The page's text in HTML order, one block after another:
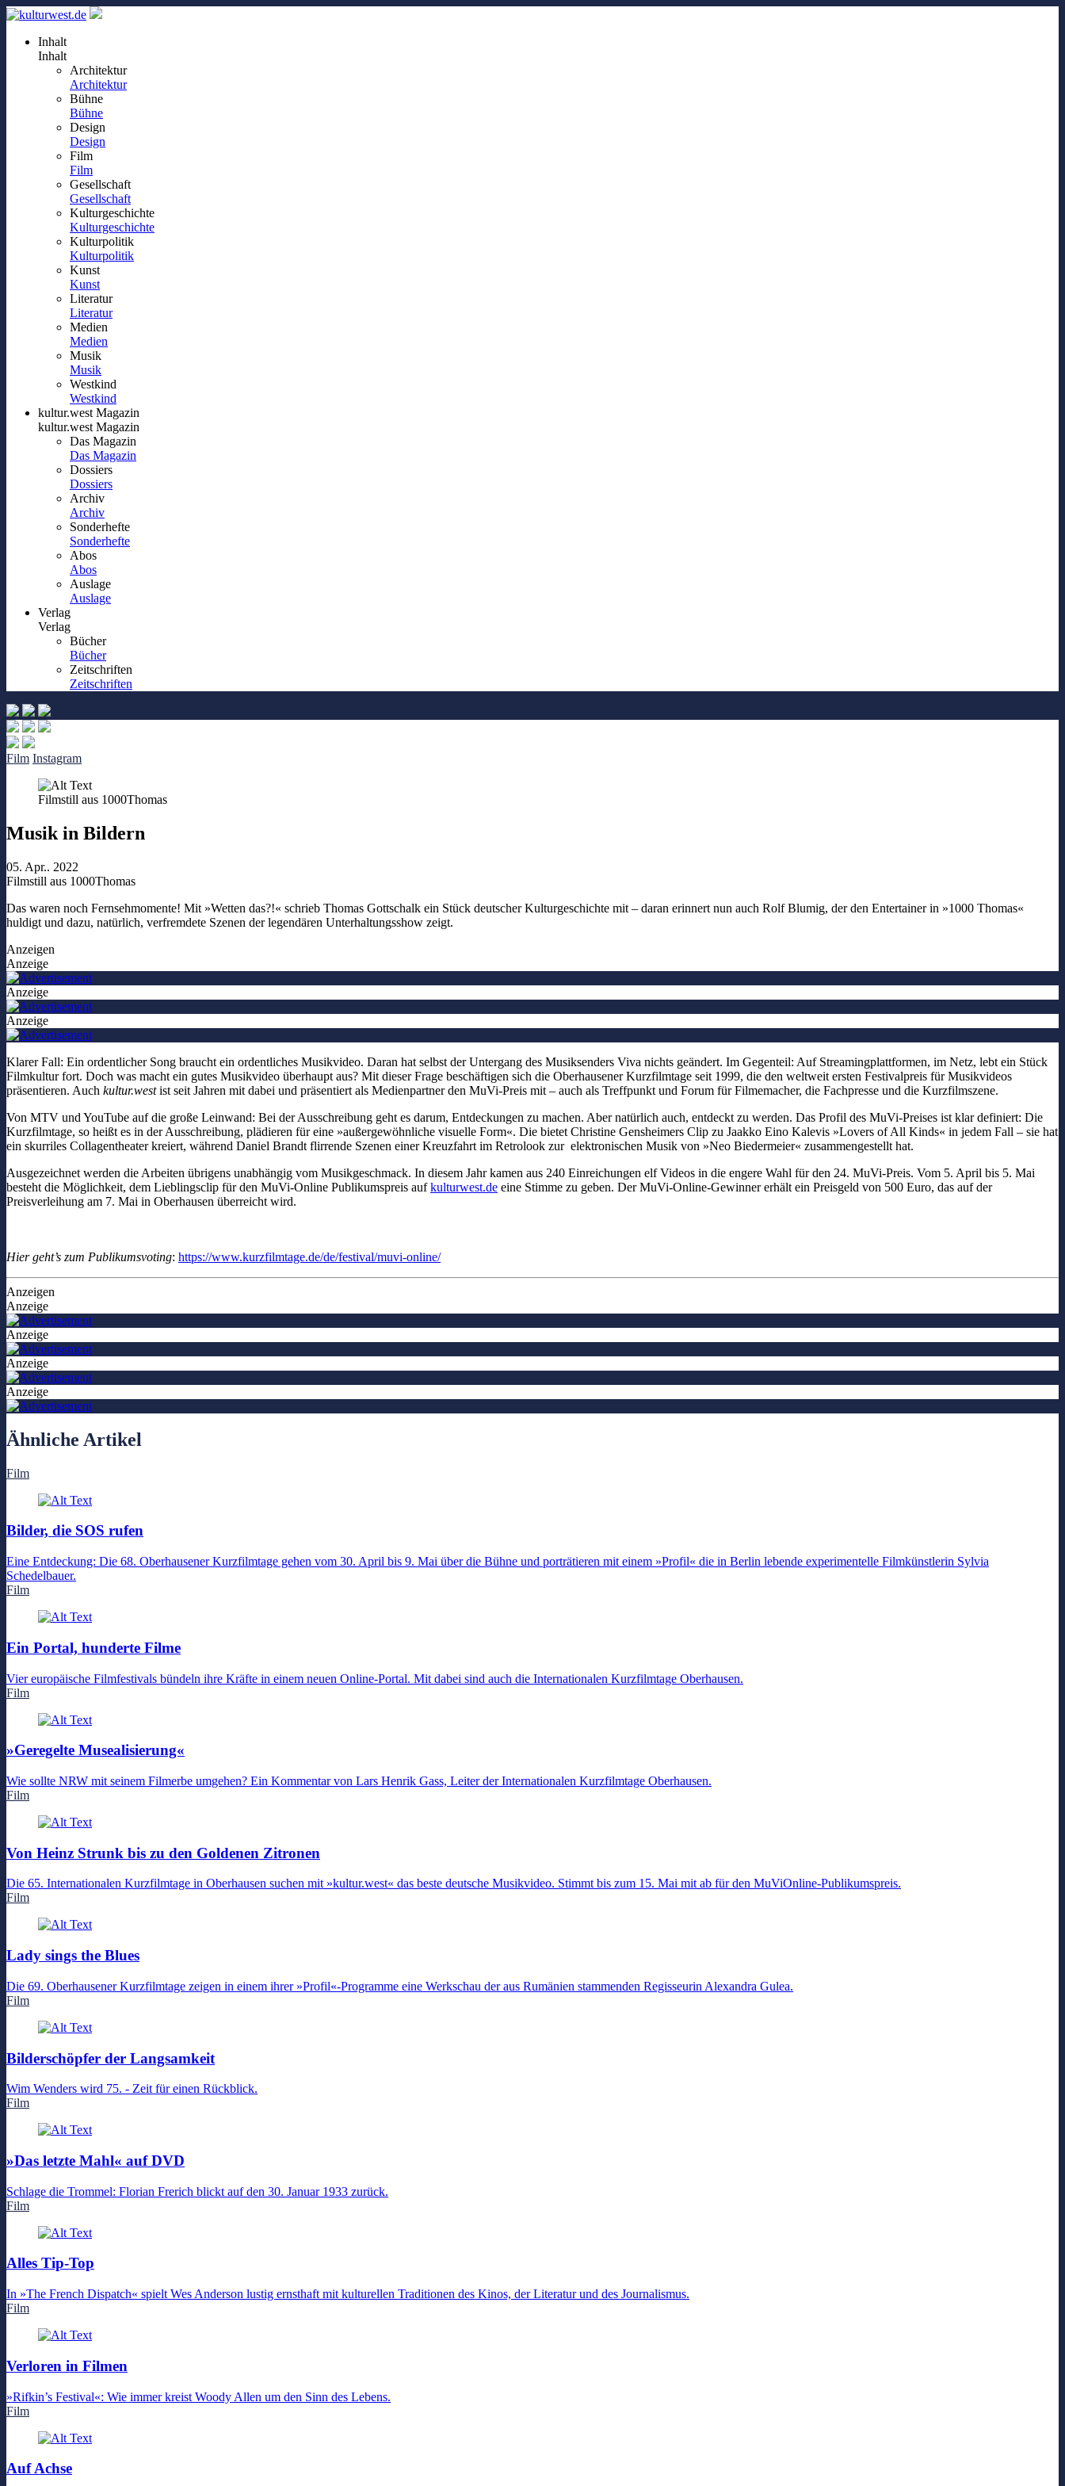
Inhalt
Inhalt
Architektur
Architektur
Bühne
Bühne
Design
Design
Film
Film
Gesellschaft
Gesellschaft
Kulturgeschichte
Kulturgeschichte
Kulturpolitik
Kulturpolitik
Kunst
Kunst
Literatur
Literatur
Medien
Medien
Musik
Musik
Westkind
Westkind
kultur.west Magazin
kultur.west Magazin
Das Magazin
Das Magazin
Dossiers
Dossiers
Archiv
Archiv
Sonderhefte
Sonderhefte
Abos
Abos
Auslage
Auslage
Verlag
Verlag
Bücher
Bücher
Zeitschriften
Zeitschriften
Film Instagram
Filmstill aus 1000Thomas
Musik in Bildern
05. Apr.. 2022
Filmstill aus 1000Thomas
Das waren noch Fernsehmomente! Mit »Wetten das?!« schrieb Thomas Gottschalk ein Stück deutscher Kulturgeschichte mit – daran erinnert nun auch Rolf Blumig, der den Entertainer in »1000 Thomas«
huldigt und dazu, natürlich, verfremdete Szenen der legendären Unterhaltungsshow zeigt.
Anzeigen
Anzeige
Anzeige
Anzeige
Klarer Fall: Ein ordentlicher Song braucht ein ordentliches Musikvideo. Daran hat selbst der Untergang des Musiksenders Viva nichts geändert. Im Gegenteil: Auf Streamingplattformen, im Netz, lebt ein Stück
Filmkultur fort. Doch was macht ein gutes Musikvideo überhaupt aus? Mit dieser Frage beschäftigen sich die Oberhausener Kurzfilmtage seit 1999, die den weltweit ersten Festivalpreis für Musikvideos
präsentieren. Auch kultur.westist seit Jahren mit dabei und präsentiert als Medienpartner den MuVi-Preis mit – auch als Treffpunkt und Forum für Filmemacher, die Fachpresse und die Kurzfilmszene.
Von MTV und YouTube auf die große Leinwand: Bei der Ausschreibung geht es darum, Entdeckungen zu machen. Aber natürlich auch, entdeckt zu werden. Das Profil des MuVi-Preises ist klar definiert: Die
Kurzfilmtage, so heißt es in der Ausschreibung, plädieren für eine »außergewöhnliche visuelle Form«. Die bietet Christine Gensheimers Clip zu Jaakko Eino Kalevis »Lovers of All Kinds« in jedem Fall – sie hat
ein skurriles Collagentheater kreiert, während Daniel Brandt flirrende Szenen einer Kreuzfahrt im Retrolook zur elektronischen Musik von »Neo Biedermeier« zusammengestellt hat.
Ausgezeichnet werden die Arbeiten übrigens unabhängig vom Musikgeschmack. In diesem Jahr kamen aus 240 Einreichungen elf Videos in die engere Wahl für den 24. MuVi-Preis. Vom 5. April bis 5. Mai
besteht die Möglichkeit, dem Lieblingsclip für den MuVi-Online Publikumspreis aufkulturwest.de eine Stimme zu geben. Der MuVi-Online-Gewinner erhält ein Preisgeld von 500 Euro, das auf der
Preisverleihung am 7. Mai in Oberhausen überreicht wird.
Hier geht’s zum Publikumsvoting: https://www.kurzfilmtage.de/de/festival/muvi-online/
Anzeigen
Anzeige
Anzeige
Anzeige
Anzeige
Ähnliche Artikel
Film
Bilder, die SOS rufen
Eine Entdeckung: Die 68. Oberhausener Kurzfilmtage gehen vom 30. April bis 9. Mai über die Bühne und porträtieren mit einem »Profil« die in Berlin lebende experimentelle Filmkünstlerin Sylvia
Schedelbauer.
Film
Ein Portal, hunderte Filme
Vier europäische Filmfestivals bündeln ihre Kräfte in einem neuen Online-Portal. Mit dabei sind auch die Internationalen Kurzfilmtage Oberhausen.
Film
»Geregelte Musealisierung«
Wie sollte NRW mit seinem Filmerbe umgehen? Ein Kommentar von Lars Henrik Gass, Leiter der Internationalen Kurzfilmtage Oberhausen.
Film
Von Heinz Strunk bis zu den Goldenen Zitronen
Die 65. Internationalen Kurzfilmtage in Oberhausen suchen mit »kultur.west« das beste deutsche Musikvideo. Stimmt bis zum 15. Mai mit ab für den MuViOnline-Publikumspreis.
Film
Lady sings the Blues
Die 69. Oberhausener Kurzfilmtage zeigen in einem ihrer »Profil«-Programme eine Werkschau der aus Rumänien stammenden Regisseurin Alexandra Gulea.
Film
Bilderschöpfer der Langsamkeit
Wim Wenders wird 75. - Zeit für einen Rückblick.
Film
»Das letzte Mahl« auf DVD
Schlage die Trommel: Florian Frerich blickt auf den 30. Januar 1933 zurück.
Film
Alles Tip-Top
In »The French Dispatch« spielt Wes Anderson lustig ernsthaft mit kulturellen Traditionen des Kinos, der Literatur und des Journalismus.
Film
Verloren in Filmen
»Rifkin’s Festival«: Wie immer kreist Woody Allen um den Sinn des Lebens.
Film
Auf Achse